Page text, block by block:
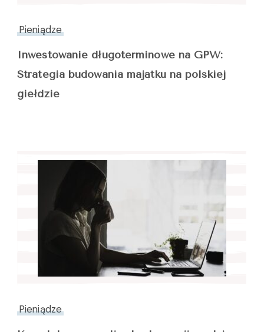
Pieniądze
Inwestowanie długoterminowe na GPW:
Strategia budowania majątku na polskiej
giełdzie
Pieniądze